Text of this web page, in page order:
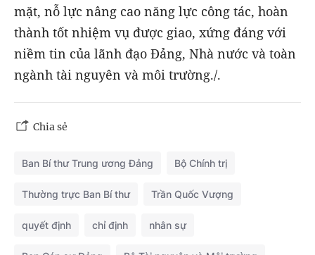
mặt, nỗ lực nâng cao năng lực công tác, hoàn
thành tốt nhiệm vụ được giao, xứng đáng với
niềm tin của lãnh đạo Đảng, Nhà nước và toàn
ngành tài nguyên và môi trường./.
Chia sẻ
Ban Bí thư Trung ương Đảng Bộ Chính trị
Thường trực Ban Bí thư Trần Quốc Vượng
quyết định chỉ định nhân sự